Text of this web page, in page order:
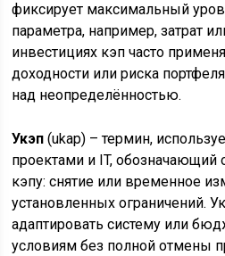
фиксирует максимальный
параметра, например, затрат
инвестициях кэп часто
доходности или риска
над неопределённостью.
Укэп (ukap) – термин,
проектами и IT, обозначающий
кэпу: снятие или временное
установленных ограничений.
адаптировать систему или
условиям без полной отмены